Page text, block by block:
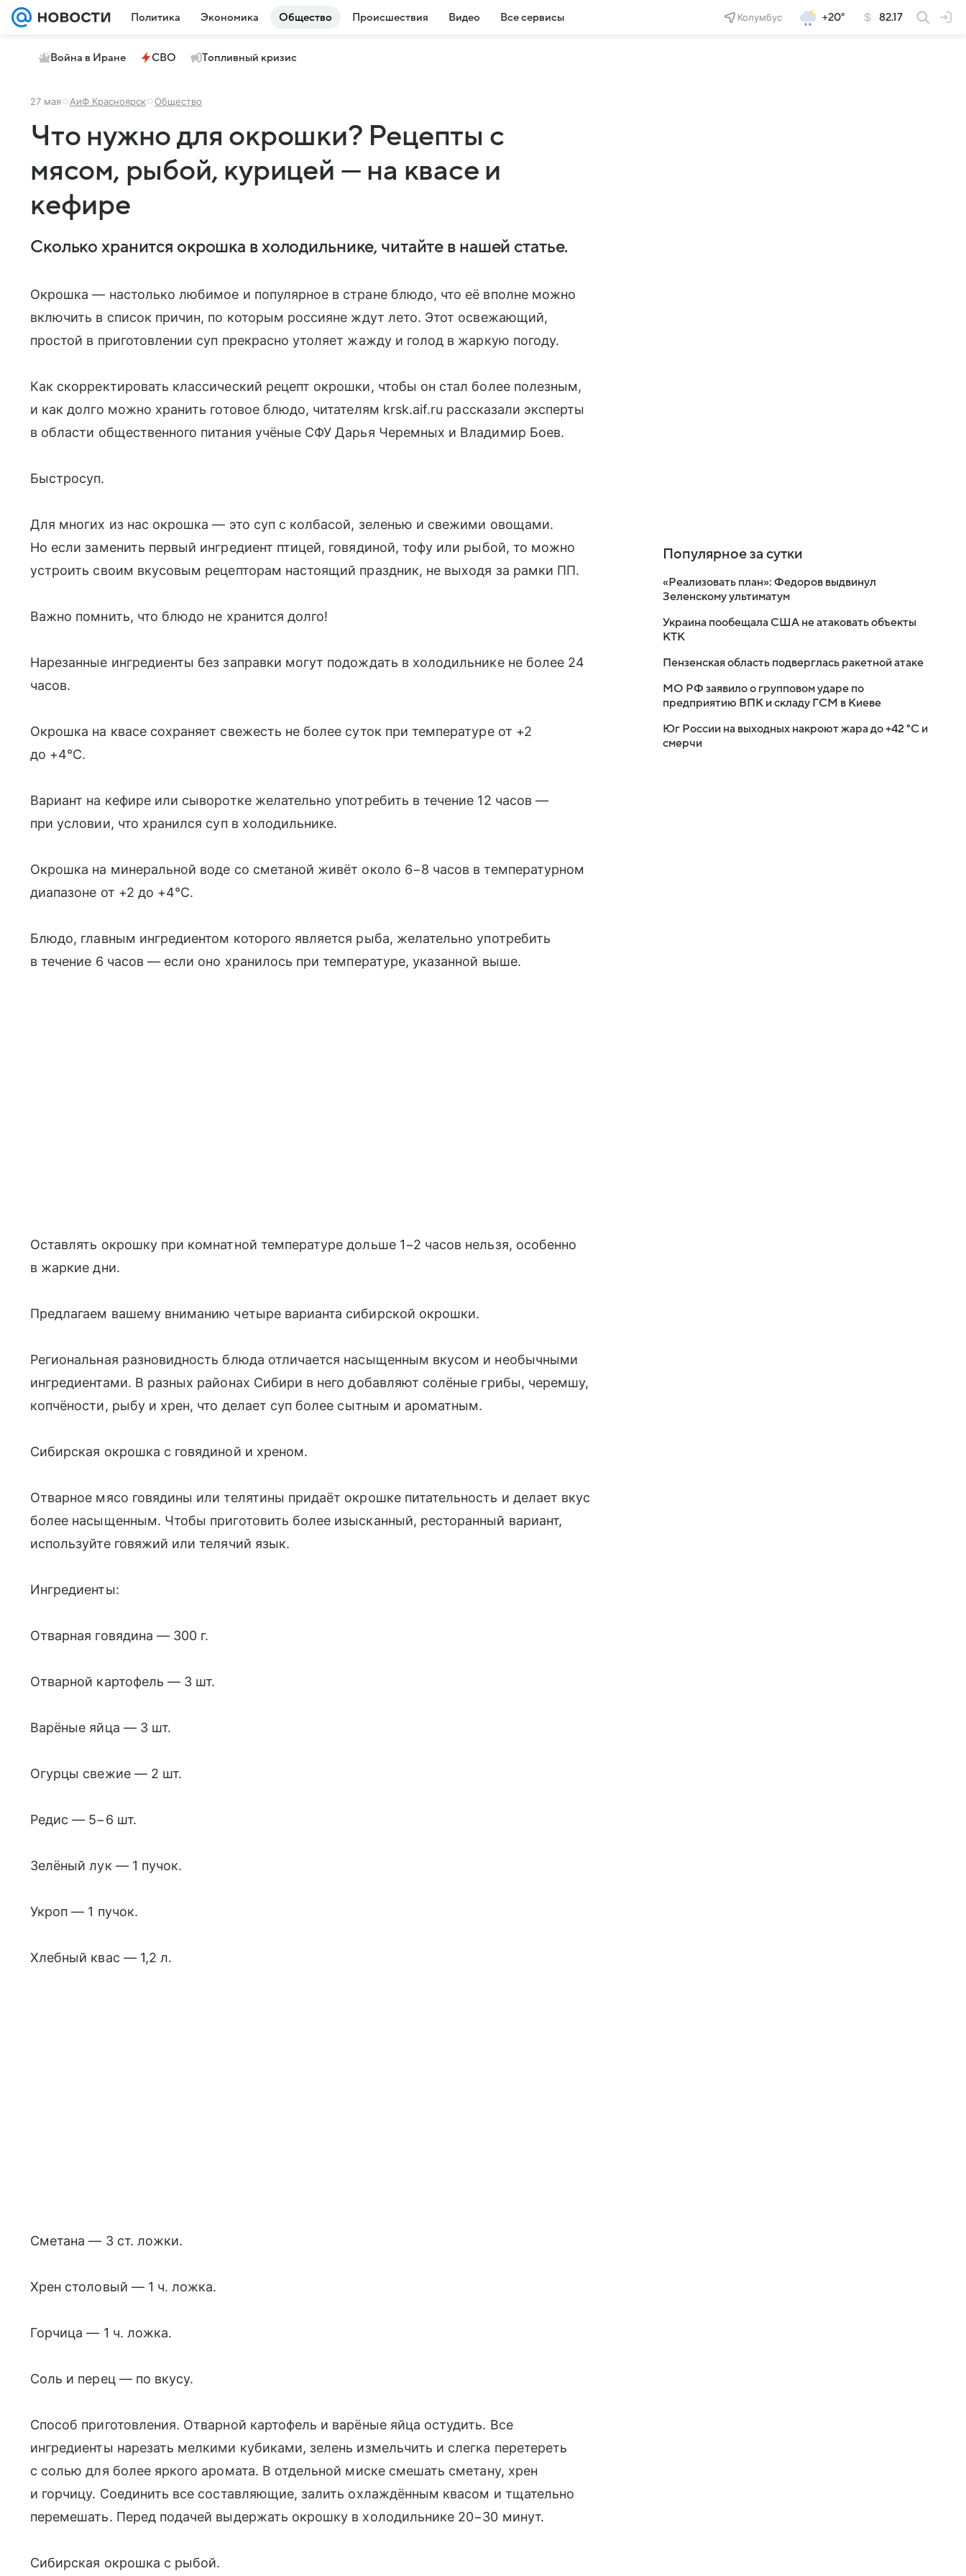
Политика Экономика Общество Происшествия Видео Все сервисы Колумбус +20° 82.17
Война в Иране СВО Топливный кризис
27 мая АиФ Красноярск Общество
Что нужно для окрошки? Рецепты с
мясом, рыбой, курицей — на квасе и
кефире
Сколько хранится окрошка в холодильнике, читайте в нашей статье.
Окрошка — настолько любимое и популярное в стране блюдо, что её вполне можно
включить в список причин, по которым россияне ждут лето. Этот освежающий,
простой в приготовлении суп прекрасно утоляет жажду и голод в жаркую погоду.
Как скорректировать классический рецепт окрошки, чтобы он стал более полезным,
и как долго можно хранить готовое блюдо, читателям krsk.aif.ru рассказали эксперты
в области общественного питания учёные СФУ Дарья Черемных и Владимир Боев.
Быстросуп.
Для многих из нас окрошка — это суп с колбасой, зеленью и свежими овощами.
Но если заменить первый ингредиент птицей, говядиной, тофу или рыбой, то можно
устроить своим вкусовым рецепторам настоящий праздник, не выходя за рамки ПП.
Важно помнить, что блюдо не хранится долго!
Нарезанные ингредиенты без заправки могут подождать в холодильнике не более 24
часов.
Окрошка на квасе сохраняет свежесть не более суток при температуре от +2
до +4°C.
Вариант на кефире или сыворотке желательно употребить в течение 12 часов —
при условии, что хранился суп в холодильнике.
Окрошка на минеральной воде со сметаной живёт около 6−8 часов в температурном
диапазоне от +2 до +4°C.
Блюдо, главным ингредиентом которого является рыба, желательно употребить
в течение 6 часов — если оно хранилось при температуре, указанной выше.
Оставлять окрошку при комнатной температуре дольше 1−2 часов нельзя, особенно
в жаркие дни.
Предлагаем вашему вниманию четыре варианта сибирской окрошки.
Региональная разновидность блюда отличается насыщенным вкусом и необычными
ингредиентами. В разных районах Сибири в него добавляют солёные грибы, черемшу,
копчёности, рыбу и хрен, что делает суп более сытным и ароматным.
Сибирская окрошка с говядиной и хреном.
Отварное мясо говядины или телятины придаёт окрошке питательность и делает вкус
более насыщенным. Чтобы приготовить более изысканный, ресторанный вариант,
используйте говяжий или телячий язык.
Ингредиенты:
Отварная говядина — 300 г.
Отварной картофель — 3 шт.
Варёные яйца — 3 шт.
Огурцы свежие — 2 шт.
Редис — 5−6 шт.
Зелёный лук — 1 пучок.
Укроп — 1 пучок.
Хлебный квас — 1,2 л.
Сметана — 3 ст. ложки.
Хрен столовый — 1 ч. ложка.
Горчица — 1 ч. ложка.
Соль и перец — по вкусу.
Способ приготовления. Отварной картофель и варёные яйца остудить. Все
ингредиенты нарезать мелкими кубиками, зелень измельчить и слегка перетереть
с солью для более яркого аромата. В отдельной миске смешать сметану, хрен
и горчицу. Соединить все составляющие, залить охлаждённым квасом и тщательно
перемешать. Перед подачей выдержать окрошку в холодильнике 20−30 минут.
Сибирская окрошка с рыбой.
Популярное за сутки
«Реализовать план»: Федоров выдвинул
Зеленскому ультиматум
Украина пообещала США не атаковать объекты
КТК
Пензенская область подверглась ракетной атаке
МО РФ заявило о групповом ударе по
предприятию ВПК и складу ГСМ в Киеве
Юг России на выходных накроют жара до +42 °C и
смерчи